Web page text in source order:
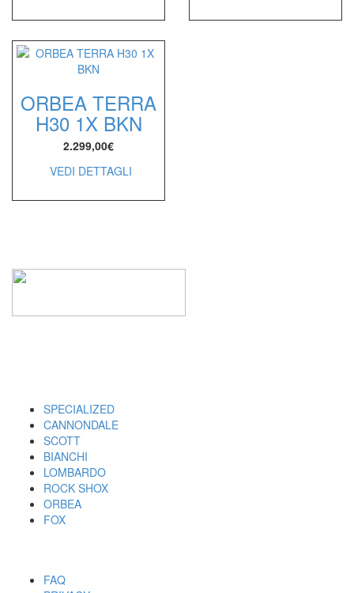
ORBEA TERRA
H30 1X BKN
2.299,00€
VEDI DETTAGLI
SPECIALIZED
CANNONDALE
SCOTT
BIANCHI
LOMBARDO
ROCK SHOX
ORBEA
FOX
FAQ